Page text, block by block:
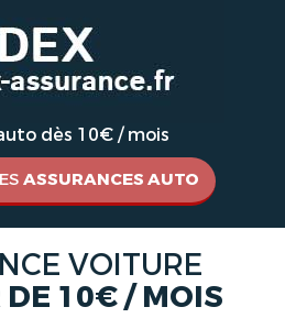
dès 10€ / mois
ASSURANCES AUTO
VOITURE
10€ / MOIS